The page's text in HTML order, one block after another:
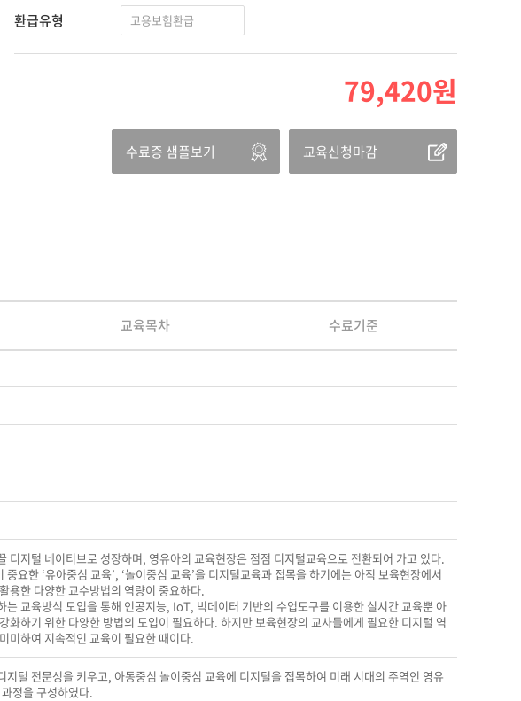
환급유형 고용보험환급
79,420원
교육신청마감
수료증 샘플보기
교육목차 수료기준
디지털 네이티브로 성장하며, 영유아의 교육현장은 점점 디지털교육으로 전환되어 가고 있다.
요한 ‘유아중심 교육’, ‘놀이중심 교육’을 디지털교육과 접목을 하기에는 아직 보육현장에서
용한 다양한 교수방법의 역량이 중요하다.
교육방식 도입을 통해 인공지능, IoT, 빅데이터 기반의 수업도구를 이용한 실시간 교육뿐 아
화하기 위한 다양한 방법의 도입이 필요하다. 하지만 보육현장의 교사들에게 필요한 디지털 역
미하여 지속적인 교육이 필요한 때이다.
털 전문성을 키우고, 아동중심 놀이중심 교육에 디지털을 접목하여 미래 시대의 주역인 영유
정을 구성하였다.